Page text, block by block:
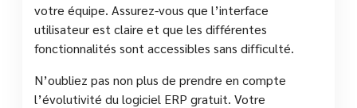
votre équipe. Assurez-vous que l’interface
utilisateur est claire et que les différentes
fonctionnalités sont accessibles sans difficulté.
N’oubliez pas non plus de prendre en compte
l’évolutivité du logiciel ERP gratuit. Votre